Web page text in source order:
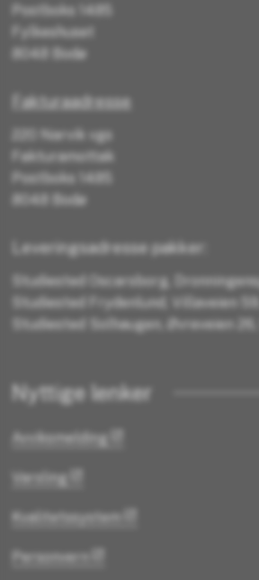
Postboks 1485
Fylkeshuset
8048 Bodø
Fakturaadresse
220 Narvik vgs
Fakturamottak
Postboks 1485
8048 Bodø
Leveringsadresse pakker:
Studiested Oscarsborg,
Studiested Frydenlund, Villaveien
Studiested Solhaugen, Øvreveien
Nyttige lenker
Avviksmelding
Varsling
Kvalitetssystem
Personvern